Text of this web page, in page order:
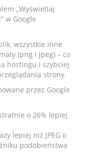
„Wyświetlaj
w Google
wszystkie inne
(png i jpeg) – co
hostingu i szybciej
strony.
przez Google
o 26% lepiej
lepiej niż JPEG o
podobieństwa